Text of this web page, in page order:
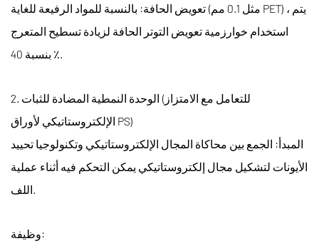
تعويض الحافة: بالنسبة للمواد الرفيعة للغاية (مثل 0.1 مم PET) ، يتم
استخدام خوارزمية تعويض التوتر الحافة لزيادة تسطيح المتعرج
بنسبة 40 ٪.
2. الوحدة النمطية المضادة للثبات (للتعامل مع الامتزاز
الإلكتروستاتيكي لأوراق PS)
المبدأ: الجمع بين محاكاة المجال الإلكتروستاتيكي وتكنولوجيا تحييد
الأيونات لتشكيل مجال إلكتروستاتيكي يمكن التحكم فيه أثناء عملية
وظيفة: